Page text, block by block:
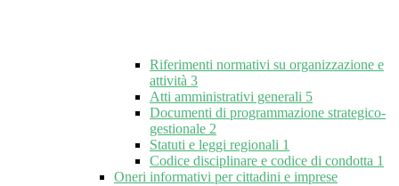
Riferimenti normativi su organizzazione e
attività 3
Atti amministrativi generali 5
Documenti di programmazione strategico-
gestionale 2
Statuti e leggi regionali 1
Codice disciplinare e codice di condotta 1
Oneri informativi per cittadini e imprese